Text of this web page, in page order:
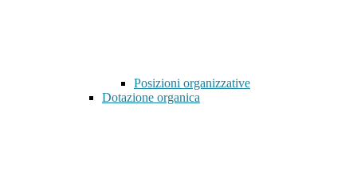
Posizioni organizzative
Dotazione organica